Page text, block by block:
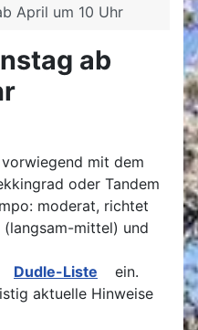
April um 10 Uhr
ab
vorwiegend mit dem
oder Tandem
moderat, richtet
(langsam-mittel) und
Dudle-Liste
ein.
aktuelle Hinweise